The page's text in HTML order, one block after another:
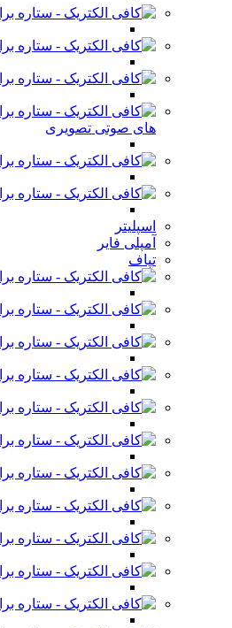
های صوتی تصویری
اسپلیتر
آمپلی فایر
تپاف